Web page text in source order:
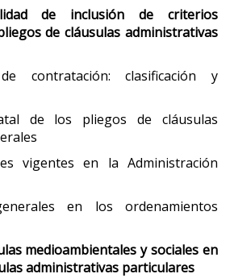
de inclusión de criterios
de cláusulas administrativas
contratación: clasificación y
de los pliegos de cláusulas
vigentes en la Administración
en los ordenamientos
medioambientales y sociales en
administrativas particulares